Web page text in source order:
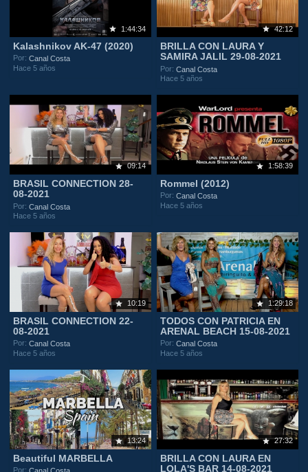
1:44:34
Kalashnikov AK-47 (2020)
Por:Canal Costa
Hace 5 años
42:12
BRILLA CON LAURA Y
SAMIRA JALIL 29-08-2021
Por:Canal Costa
Hace 5 años
09:14
BRASIL CONNECTION 28-
08-2021
Por:Canal Costa
Hace 5 años
1:58:39
Rommel (2012)
Por:Canal Costa
Hace 5 años
10:19
BRASIL CONNECTION 22-
08-2021
Por:Canal Costa
Hace 5 años
1:29:18
TODOS CON PATRICIA EN
ARENAL BEACH 15-08-2021
Por:Canal Costa
Hace 5 años
13:24
Beautiful MARBELLA
Por:Canal Costa
27:32
BRILLA CON LAURA EN
LOLA'S BAR 14-08-2021